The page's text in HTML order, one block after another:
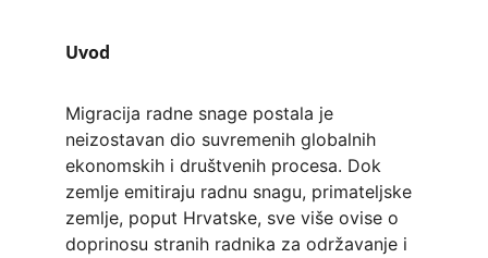
Uvod
Migracija radne snage postala je
neizostavan dio suvremenih globalnih
ekonomskih i društvenih procesa. Dok
zemlje emitiraju radnu snagu, primateljske
zemlje, poput Hrvatske, sve više ovise o
doprinosu stranih radnika za održavanje i